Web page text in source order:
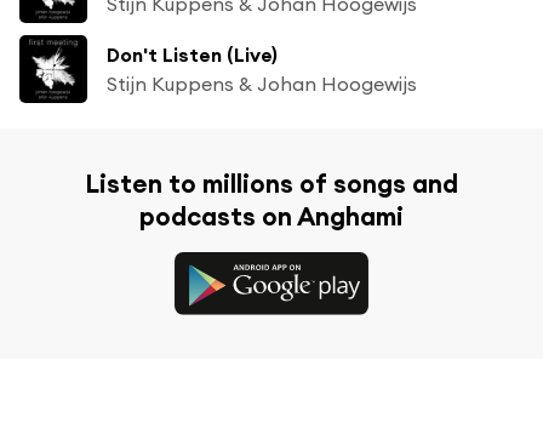
Don't Listen (Live)
Stijn Kuppens & Johan Hoogewijs
Listen to millions of songs and
podcasts on Anghami